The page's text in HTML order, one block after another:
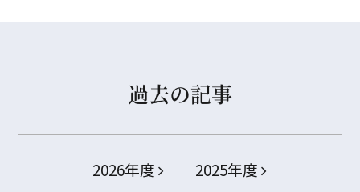
過去の記事
2026年度 2025年度